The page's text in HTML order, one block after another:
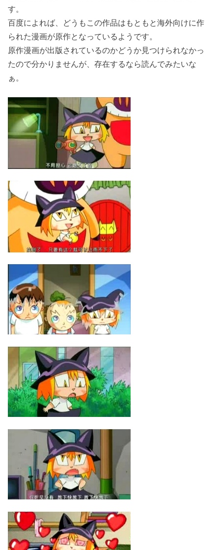
す。
百度によれば、どうもこの作品はもともと海外向けに作
られた漫画が原作となっているようです。
原作漫画が出版されているのかどうか見つけられなかっ
たので分かりませんが、存在するなら読んでみたいな
ぁ。